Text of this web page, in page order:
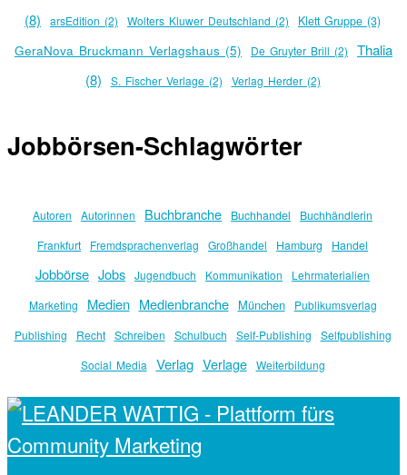
(8)
arsEdition (2) Wolters Kluwer Deutschland (2) Klett Gruppe (3)
GeraNova Bruckmann Verlagshaus (5) De Gruyter Brill (2)
Thalia
(8)
S. Fischer Verlage (2) Verlag Herder (2)
Jobbörsen-Schlagwörter
Autoren Autorinnen Buchbranche Buchhandel
Buchhändlerin
Frankfurt
Fremdsprachenverlag Großhandel Hamburg Handel
Jobbörse Jobs Jugendbuch Kommunikation
Lehrmaterialien
Marketing
Medien Medienbranche München
Publikumsverlag
Publishing
Recht Schreiben Schulbuch Self-Publishing
Selfpublishing
Social Media
Verlag Verlage Weiterbildung